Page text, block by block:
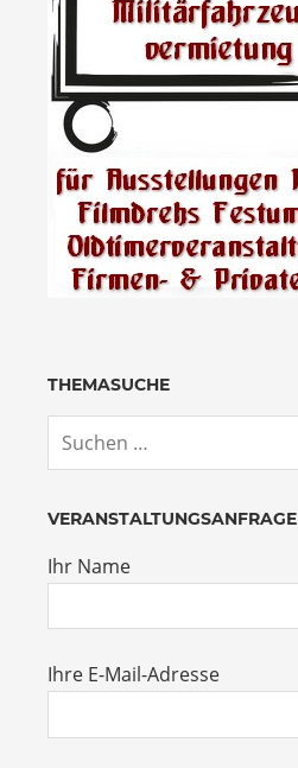
THEMASUCHE
VERANSTALTUNGSANFRAGE
Ihr Name
Ihre E-Mail-Adresse